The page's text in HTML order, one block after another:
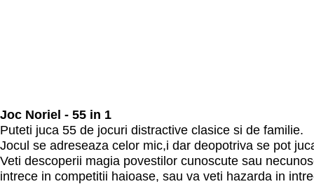
Joc Noriel - 55 in 1
Puteti juca 55 de jocuri distractive clasice si de familie.
Jocul se adreseaza celor mic,i dar deopotriva se pot
Veti descoperii magia povestilor cunoscute sau
intrece in competitii haioase, sau va veti hazarda in